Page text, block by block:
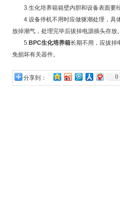
3.生化培养箱箱壁内胆和设备表面要经
4.设备停机不用时应做驱潮处理，具
放掉潮气，处理完毕后拔掉电源插头存放
5.BPC生化培养箱长期不用，应拔掉
免损坏有关器件。
分享到： 0